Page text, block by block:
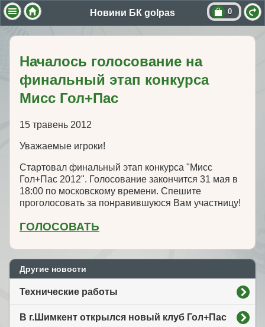
Новини БК golpas 0
Началось голосование на
финальный этап конкурса
Мисс Гол+Пас
15 травень 2012
Уважаемые игроки!
Стартовал финальный этап конкурса "Мисс
Гол+Пас 2012". Голосование закончится 31 мая в
18:00 по московскому времени. Спешите
проголосовать за понравившуюся Вам участницу!
ГОЛОСОВАТЬ
Другие новости
Технические работы
В г.Шимкент открылся новый клуб Гол+Пас